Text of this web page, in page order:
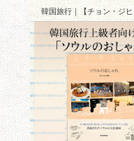
韓国旅行｜【チョン・ジ